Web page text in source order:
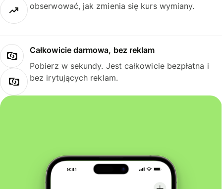
obserwować, jak zmienia się kurs wymiany.
Całkowicie darmowa, bez reklam
Pobierz w sekundy. Jest całkowicie bezpłatna i
bez irytujących reklam.